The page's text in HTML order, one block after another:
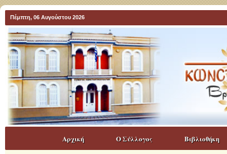
Πέμπτη, 06 Αυγούστου 2026
Αρχική Ο Σύλλογος Βιβλιοθήκη